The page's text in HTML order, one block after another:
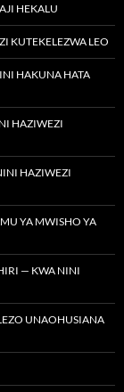
HEKALU
KUTEKELEZWA LEO
HAKUNA HATA
HAZIWEZI
HAZIWEZI
YA MWISHO YA
— KWA NINI
UNAOHUSIANA